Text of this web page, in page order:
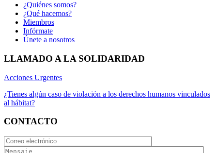
¿Quiénes somos?
¿Qué hacemos?
Miembros
Infórmate
Únete a nosotros
LLAMADO A LA SOLIDARIDAD
Acciones Urgentes
¿Tienes algún caso de violación a los derechos humanos vinculados
al hábitat?
CONTACTO